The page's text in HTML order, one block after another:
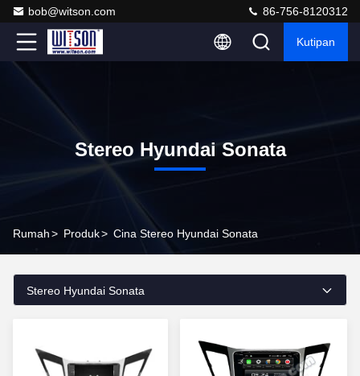
bob@witson.com 86-756-8120312
Kutipan
Stereo Hyundai Sonata
Rumah> Produk> Cina Stereo Hyundai Sonata
Stereo Hyundai Sonata